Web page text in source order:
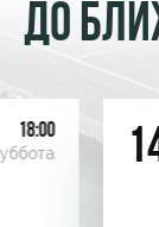
ДО
18:00